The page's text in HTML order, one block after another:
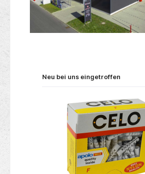
Produktgalerie überspringen
Neu bei uns eingetroffen